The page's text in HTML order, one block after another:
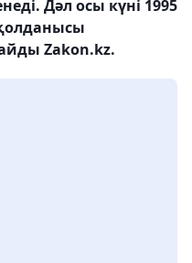
Дәл осы күні 1995
Zakon.kz.